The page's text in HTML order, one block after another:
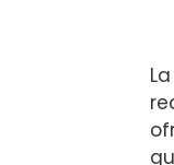
La